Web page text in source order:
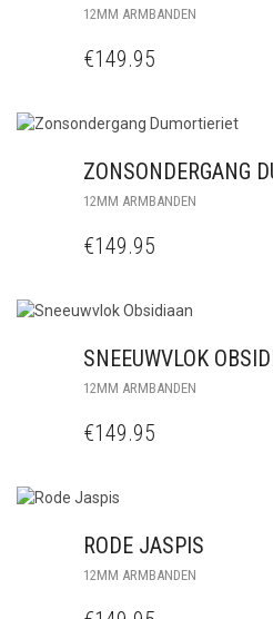
12MM ARMBANDEN
€149.95
ZONSONDERGANG
12MM ARMBANDEN
€149.95
SNEEUWVLOK
12MM ARMBANDEN
€149.95
RODE JASPIS
12MM ARMBANDEN